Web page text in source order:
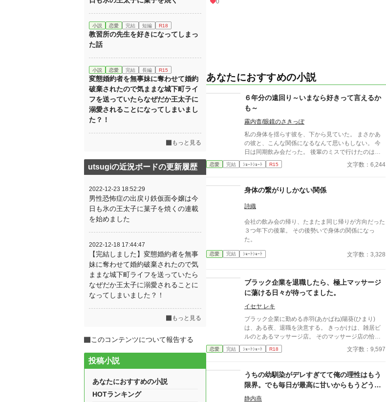
0
あなたにおすすめの小説
６年分の遠回り～いまなら好きって言えるか
も～
霧内杳/眼鏡のさきっぽ
私の身体を揺らす彼を、下から見ていた。 まさかあ
の彼と、こんな関係になるなんて思いもしない。 今
日は同期飲み会だった。 後輩のミスで行けたのは本
当に最後。 飲み足りないという私に彼は付き合って
くれた。 彼とは入社当時、部署は違ったが同じ仕事
きだったんだと思う。 けれど仕事で負けたくないな
んて私のちっぽけなプライドのせいで、その一線は越
えられなかった。 でも、あれから変わった私な
こは妹pixivID:11163077
恋愛 完結 ｼｮｰﾄｼｮｰﾄ R15 文字数：6,244
身体の繋がりしかない関係
詩織
会社の飲み会の帰り、たまたま同じ帰りが方向だった
３つ年下の後輩。 その後勢いで身体の関係になっ
た。
恋愛 完結 ｼｮｰﾄｼｮｰﾄ 文字数：3,328
ブラック企業を退職したら、極上マッサージ
に蕩ける日々が待ってました。
イセヤ レキ
ブラック企業に勤める赤羽(あかばね)陽葵(ひまり)
は、ある夜、退職を決意する。 きっかけは、雑居ビ
ルのとあるマッサージ店。 そのマッサージ店の恰幅
が良く朗らかな女性オーナーに新たな職場を紹介され
るが、そこには無口で無表情な男の店長がいて……？
他サイトにも掲載しています。
恋愛 完結 ｼｮｰﾄｼｮｰﾄ R18 文字数：9,597
うちの幼馴染がデレすぎてて俺の理性はもう
限界。でも毎日が最高に甘いからもうどうで
もいいや
静内燕
小説 恋愛 完結 短編 R18
教習所の先生を好きになってしまっ
た話
小説 恋愛 完結 長編 R15
変態婚約者を無事妹に奪わせて婚約
破棄されたので気ままな城下町ライ
フを送っていたらなぜだか王太子に
溺愛されることになってしまいまし
た？！
もっと見る
utsugiの近況ボードの更新履歴
2022-12-23 18:52:29
男性恐怖症の出戻り鉄仮面令嬢は今
日も氷の王太子に菓子を焼くの連載
を始めました
2022-12-18 17:44:47
【完結しました】変態婚約者を無事
妹に奪わせて婚約破棄されたので気
ままな城下町ライフを送っていたら
なぜだか王太子に溺愛されることに
なってしまいました？！
もっと見る
このコンテンツについて報告する
投稿小説
あなたにおすすめの小説
HOTランキング